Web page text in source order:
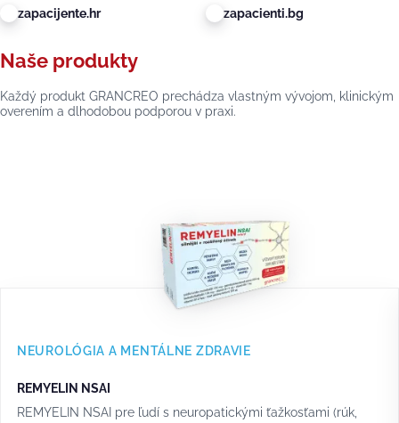
zapacijente.hr zapacienti.bg
Naše produkty
Každý produkt GRANCREO prechádza vlastným vývojom, klinickým
overením a dlhodobou podporou v praxi.
NEUROLÓGIA A MENTÁLNE ZDRAVIE
REMYELIN NSAI
REMYELIN NSAI pre ľudí s neuropatickými ťažkosťami (rúk,